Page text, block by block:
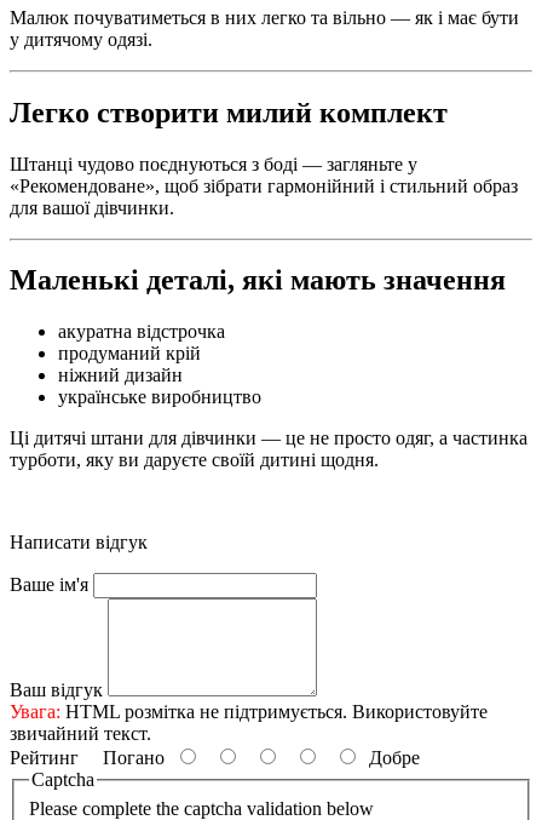
Малюк почуватиметься в них легко та вільно — як і має бути
у дитячому одязі.
Легко створити милий комплект
Штанці чудово поєднуються з боді — загляньте у
«Рекомендоване», щоб зібрати гармонійний і стильний образ
для вашої дівчинки.
Маленькі деталі, які мають значення
акуратна відстрочка
продуманий крій
ніжний дизайн
українське виробництво
Ці дитячі штани для дівчинки — це не просто одяг, а частинка
турботи, яку ви даруєте своїй дитині щодня.
Написати відгук
Ваше ім'я
Ваш відгук
Увага: HTML розмітка не підтримується. Використовуйте
звичайний текст.
Рейтинг Погано
Добре
Captcha
Please complete the captcha validation below